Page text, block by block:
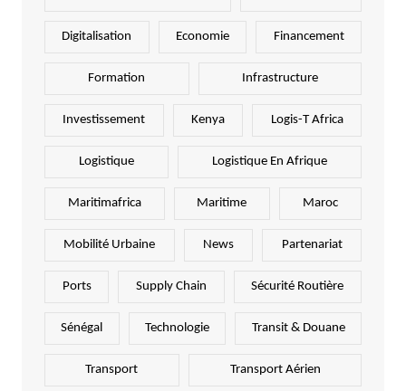
Digitalisation Economie Financement
Formation Infrastructure
Investissement Kenya Logis-T Africa
Logistique Logistique En Afrique
Maritimafrica Maritime Maroc
Mobilité Urbaine News Partenariat
Ports Supply Chain Sécurité Routière
Sénégal Technologie Transit & Douane
Transport Transport Aérien